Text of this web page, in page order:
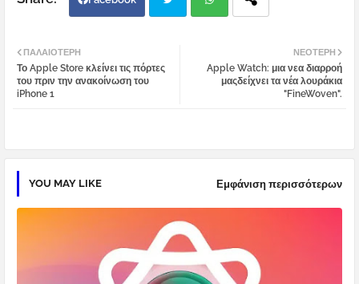
tter atsa
ΝΕΌΤΕΡΗ
Apple Watch: μια νεα διαρροή
μαςδείχνει τα νέα λουράκια
"FineWoven".
ΠΑΛΑΙΌΤΕΡΗ
Το Apple Store κλείνει τις πόρτες
του πριν την ανακοίνωση του
iPhone 1
YOU MAY LIKE Εμφάνιση περισσότερων